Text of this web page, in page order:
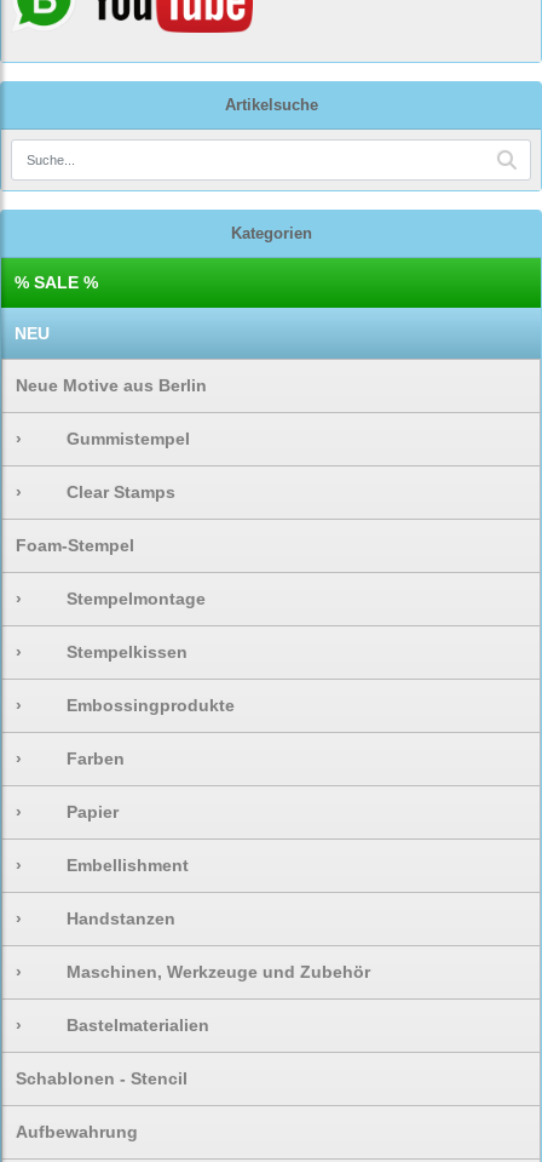
Artikelsuche
Kategorien
% SALE %
NEU
Neue Motive aus Berlin
› Gummistempel
› Clear Stamps
Foam-Stempel
› Stempelmontage
› Stempelkissen
› Embossingprodukte
› Farben
› Papier
› Embellishment
› Handstanzen
› Maschinen, Werkzeuge und Zubehör
› Bastelmaterialien
Schablonen - Stencil
Aufbewahrung